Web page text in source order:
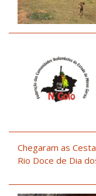
Chegaram as
Rio Doce de Dia